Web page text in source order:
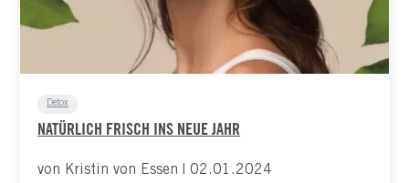
Detox
NATÜRLICH FRISCH INS NEUE JAHR
von Kristin von Essen | 02.01.2024